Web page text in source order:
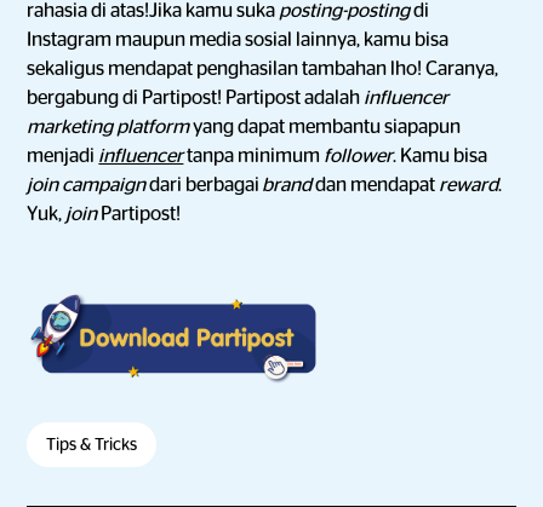
rahasia di atas!Jika kamu suka posting-postingdi
Instagram maupun media sosial lainnya, kamu bisa
sekaligus mendapat penghasilan tambahan lho! Caranya,
bergabung di Partipost! Partipost adalah influencer
marketing platformyang dapat membantu siapapun
menjadi influencertanpa minimum follower. Kamu bisa
join campaigndari berbagai branddan mendapat reward.
Yuk, join Partipost!
Tips & Tricks